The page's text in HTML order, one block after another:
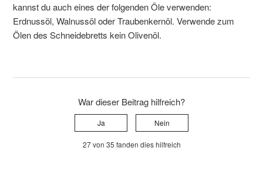
kannst du auch eines der folgenden Öle verwenden:
Erdnussöl, Walnussöl oder Traubenkernöl. Verwende zum
Ölen des Schneidebretts kein Olivenöl.
War dieser Beitrag hilfreich?
Ja Nein
27 von 35 fanden dies hilfreich